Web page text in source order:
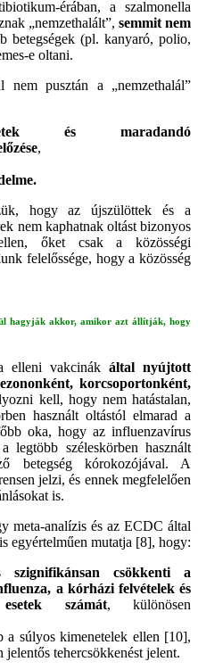
érában, a szalmonella
„nemzethalált”, semmit nem
betegségek (pl. kanyaró, polio,
e oltani.
nem pusztán a „nemzethalál”
és maradandó
,
hogy az újszülöttek és a
nem kaphatnak oltást bizonyos
őket csak a közösségi
felelőssége, hogy a közösség
hagyják akkor, amikor azt állítják, hogy
elleni vakcinák által nyújtott
korcsoportonként,
kell, hogy nem hatástalan,
használt oltástól elmarad a
oka, hogy az influenzavírus
legtöbb széleskörben használt
betegség kórokozójával. A
jelzi, és ennek megfelelően
is.
meta-analízis és az ECDC által
egyértelműen mutatja [8], hogy:
szignifikánsan csökkenti a
a kórházi felvételek és
számát, különösen
a súlyos kimenetelek ellen [10],
jelentős tehercsökkenést jelent.